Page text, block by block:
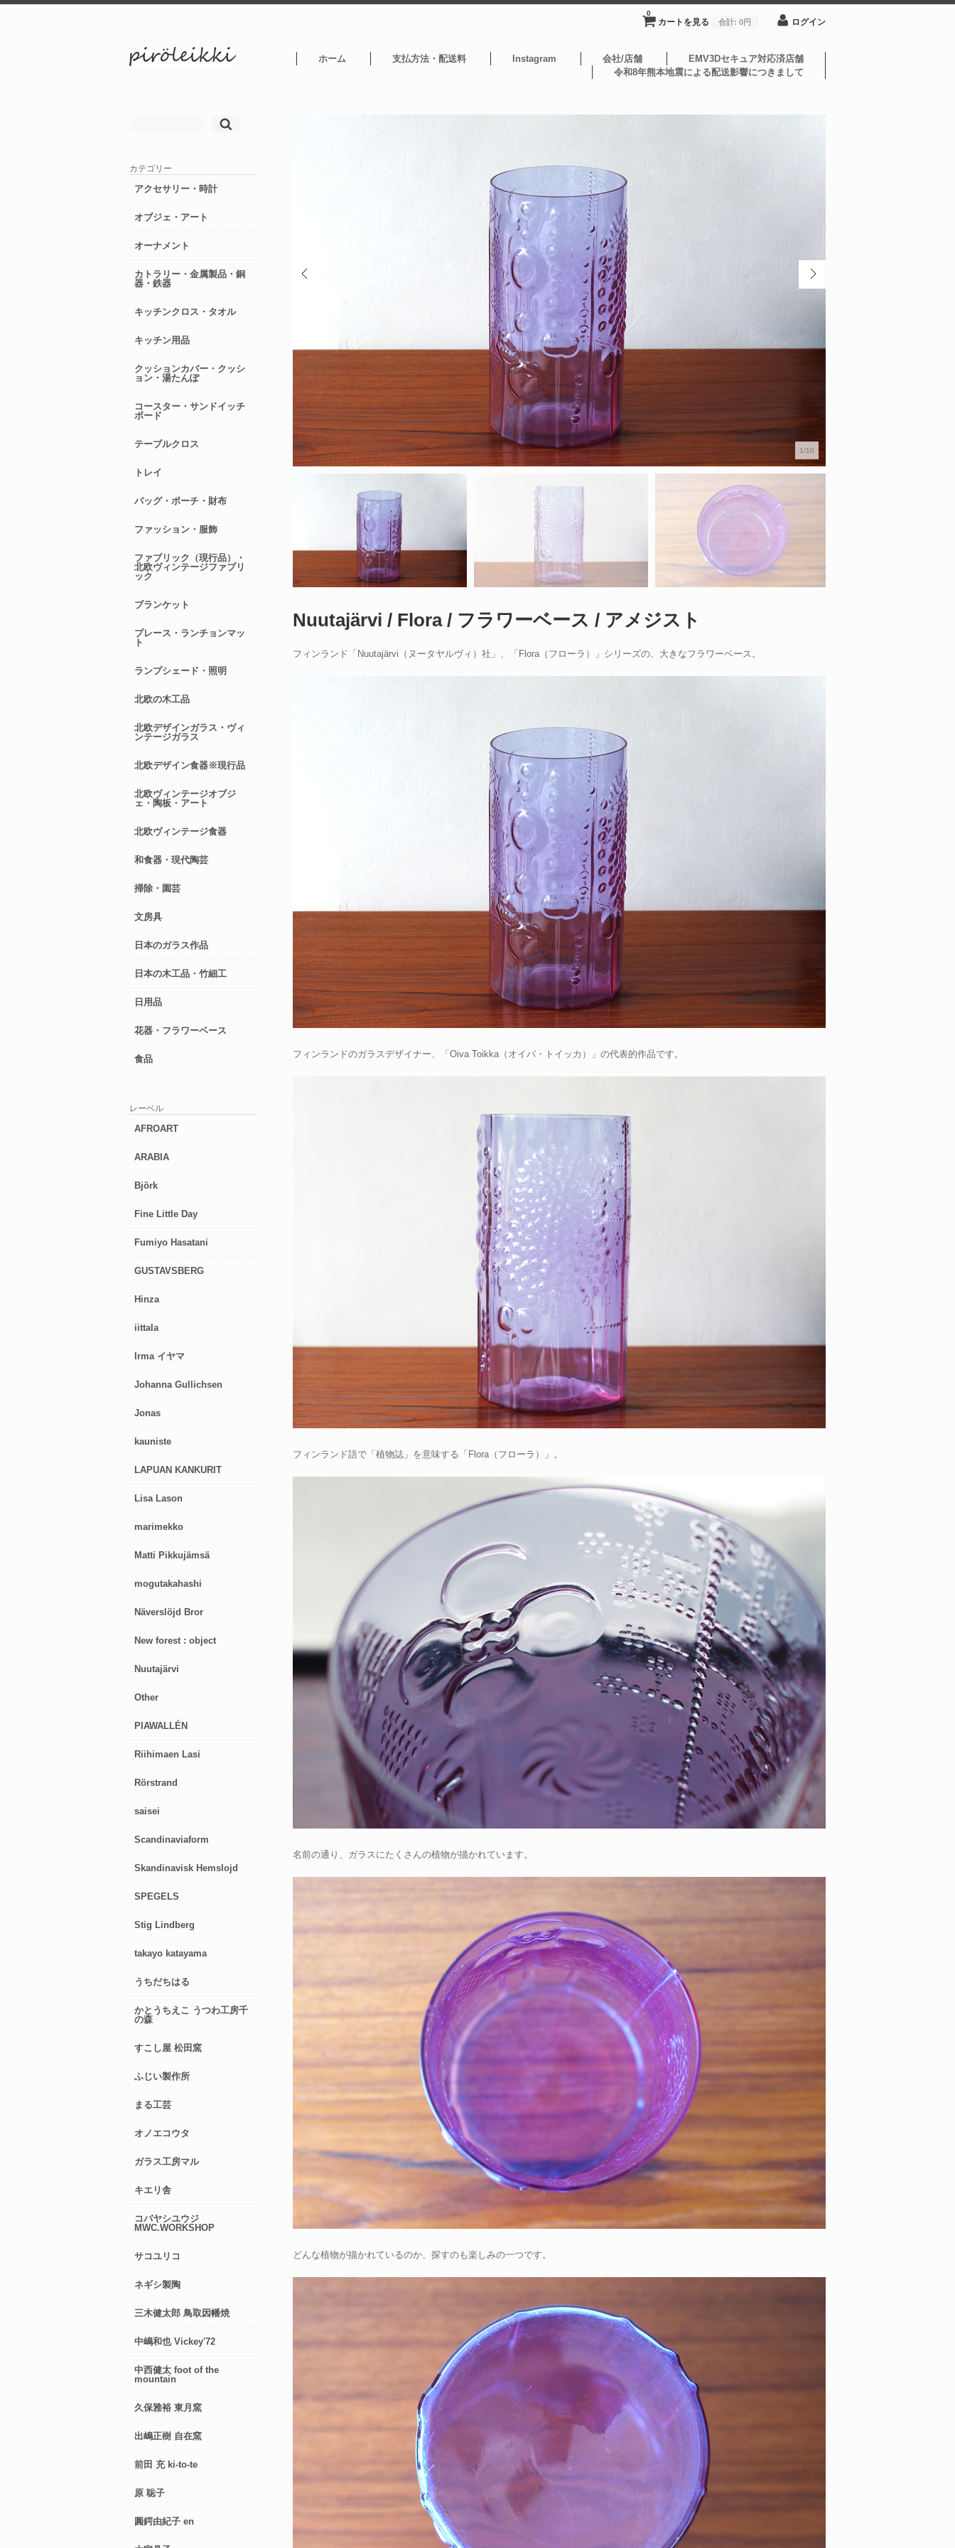
カートを見る
0
合計: 0円 ログイン
ホーム 支払方法・配送料 Instagram 会社/店舗
EMV3Dセキュア対応済店舗
令和8年熊本地震による配送影響につきまして
1/10
Nuutajärvi / Flora / フラワーベース / アメジスト
フィンランド「Nuutajärvi（ヌータヤルヴィ）社」、「Flora（フローラ）」シリーズの、大きなフラワーベース。
フィンランドのガラスデザイナー、「Oiva Toikka（オイバ・トイッカ）」の代表的作品です。
フィンランド語で「植物誌」を意味する「Flora（フローラ）」。
名前の通り、ガラスにたくさんの植物が描かれています。
どんな植物が描かれているのか、探すのも楽しみの一つです。
カテゴリー
アクセサリー・時計
オブジェ・アート
オーナメント
カトラリー・金属製品・銅
器・鉄器
キッチンクロス・タオル
キッチン用品
クッションカバー・クッシ
ョン・湯たんぽ
コースター・サンドイッチ
ボード
テーブルクロス
トレイ
バッグ・ポーチ・財布
ファッション・服飾
ファブリック（現行品）・
北欧ヴィンテージファブリ
ック
ブランケット
プレース・ランチョンマッ
ト
ランプシェード・照明
北欧の木工品
北欧デザインガラス・ヴィ
ンテージガラス
北欧デザイン食器※現行品
北欧ヴィンテージオブジ
ェ・陶板・アート
北欧ヴィンテージ食器
和食器・現代陶芸
掃除・園芸
文房具
日本のガラス作品
日本の木工品・竹細工
日用品
花器・フラワーベース
食品
レーベル
AFROART
ARABIA
Björk
Fine Little Day
Fumiyo Hasatani
GUSTAVSBERG
Hinza
iittala
Irma イヤマ
Johanna Gullichsen
Jonas
kauniste
LAPUAN KANKURIT
Lisa Lason
marimekko
Matti Pikkujämsä
mogutakahashi
Näverslöjd Bror
New forest : object
Nuutajärvi
Other
PIAWALLÉN
Riihimaen Lasi
Rörstrand
saisei
Scandinaviaform
Skandinavisk Hemslojd
SPEGELS
Stig Lindberg
takayo katayama
うちだちはる
かとうちえこ うつわ工房千
の森
すこし屋 松田窯
ふじい製作所
まる工芸
オノエコウタ
ガラス工房マル
キエリ舎
コバヤシユウジ
MWC.WORKSHOP
サコユリコ
ネギシ製陶
三木健太郎 鳥取因幡焼
中嶋和也 Vickey'72
中西健太 foot of the
mountain
久保雅裕 東月窯
出嶋正樹 自在窯
前田 充 ki-to-te
原 聡子
圓鍔由紀子 en